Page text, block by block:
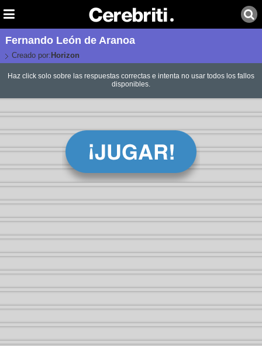
Fernando León de Aranoa
Creado por: Horizon
Haz click solo sobre las respuestas correctas e intenta no usar todos los fallos
disponibles.